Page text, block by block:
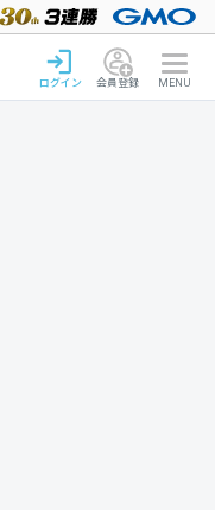
ログイン 会員登録 MENU